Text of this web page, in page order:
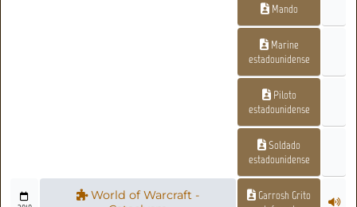
Mando
Marine
estadounidense
Piloto
estadounidense
Soldado
estadounidense
World of Warcraft -
Garrosh Grito